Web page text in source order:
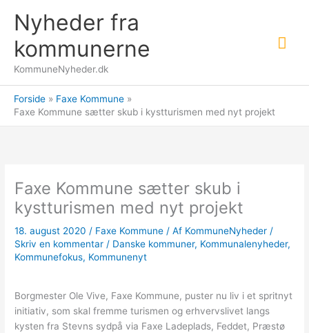
indholdet
Nyheder fra
kommunerne
KommuneNyheder.dk
Forside
Faxe Kommune
Faxe Kommune sætter skub i kystturismen med nyt projekt
Faxe Kommune sætter skub i
kystturismen med nyt projekt
18. august 2020 / Faxe Kommune / Af KommuneNyheder /
Skriv en kommentar / Danske kommuner, Kommunalenyheder,
Kommunefokus, Kommunenyt
Borgmester Ole Vive, Faxe Kommune, puster nu liv i et spritnyt
initiativ, som skal fremme turismen og erhvervslivet langs
kysten fra Stevns sydpå via Faxe Ladeplads, Feddet, Præstø